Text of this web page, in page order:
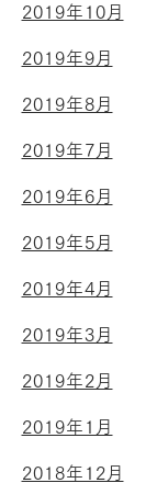
2019年10月
2019年9月
2019年8月
2019年7月
2019年6月
2019年5月
2019年4月
2019年3月
2019年2月
2019年1月
2018年12月